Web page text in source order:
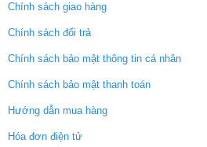
Chính sách giao hàng
Chính sách đổi trả
Chính sách bảo mật thông tin cá nhân
Chính sách bảo mật thanh toán
Hướng dẫn mua hàng
Hóa đơn điện tử